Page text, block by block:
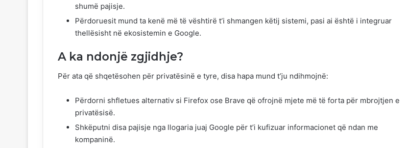
shumë pajisje.
Përdoruesit mund ta kenë më të vështirë t’i shmangen këtij sistemi, pasi ai është i integruar
thellësisht në ekosistemin e Google.
A ka ndonjë zgjidhje?
Për ata që shqetësohen për privatësinë e tyre, disa hapa mund t’ju ndihmojnë:
Përdorni shfletues alternativ si Firefox ose Brave që ofrojnë mjete më të forta për mbrojtjen e
privatësisë.
Shkëputni disa pajisje nga llogaria juaj Google për t’i kufizuar informacionet që ndan me
kompaninë.